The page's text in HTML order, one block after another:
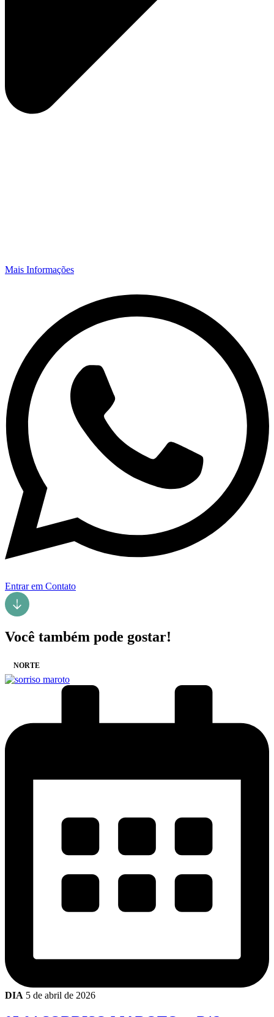
Mais Informações
Entrar em Contato
Você também pode gostar!
NORTE
DIA 5 de abril de 2026